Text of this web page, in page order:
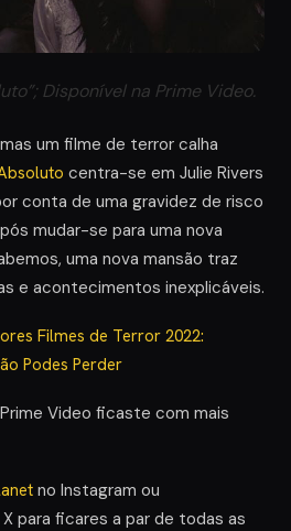
Disponível na Prime Video.
um filme de terror calha
centra-se em Julie Rivers
conta de uma gravidez de risco
mudar-se para uma nova
uma nova mansão traz
e acontecimentos inexplicáveis.
Filmes de Terror 2022:
Podes Perder
Video ficaste com mais
no Instagram ou
para ficares a par de todas as